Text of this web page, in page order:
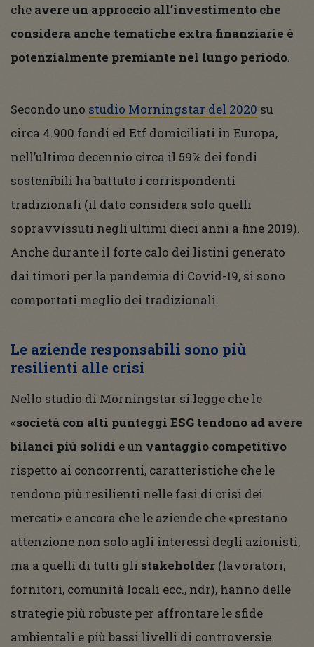
che avere un approccio all’investimento che
considera anche tematiche extra finanziarie è
potenzialmente premiante nel lungo periodo.
Secondo uno studio Morningstar del 2020 su
circa 4.900 fondi ed Etf domiciliati in Europa,
nell’ultimo decennio circa il 59% dei fondi
sostenibili ha battuto i corrispondenti
tradizionali (il dato considera solo quelli
sopravvissuti negli ultimi dieci anni a fine 2019).
Anche durante il forte calo dei listini generato
dai timori per la pandemia di Covid-19, si sono
comportati meglio dei tradizionali.
Le aziende responsabili sono più
resilienti alle crisi
Nello studio di Morningstar si legge che le
«società con alti punteggi ESG tendono ad avere
bilanci più solidi e un vantaggio competitivo
rispetto ai concorrenti, caratteristiche che le
rendono più resilienti nelle fasi di crisi dei
mercati» e ancora che le aziende che «prestano
attenzione non solo agli interessi degli azionisti,
ma a quelli di tutti gli stakeholder (lavoratori,
fornitori, comunità locali ecc., ndr), hanno delle
strategie più robuste per affrontare le sfide
ambientali e più bassi livelli di controversie.